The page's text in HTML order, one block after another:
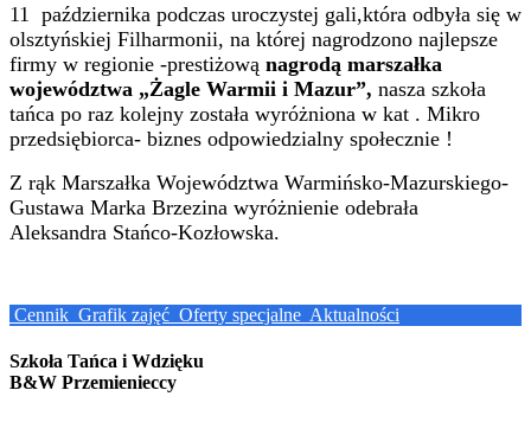
11 października podczas uroczystej gali,która odbyła się w
olsztyńskiej Filharmonii, na której nagrodzono najlepsze
firmy w regionie -prestiżową nagrodą marszałka
województwa „Żagle Warmii i Mazur”, nasza szkoła
tańca po raz kolejny została wyróżniona w kat . Mikro
przedsiębiorca- biznes odpowiedzialny społecznie !
Z rąk Marszałka Województwa Warmińsko-Mazurskiego-
Gustawa Marka Brzezina wyróżnienie odebrała
Aleksandra Stańco-Kozłowska.
Cennik Grafik zajęć Oferty specjalne Aktualności
Szkoła Tańca i Wdzięku
B&W Przemienieccy